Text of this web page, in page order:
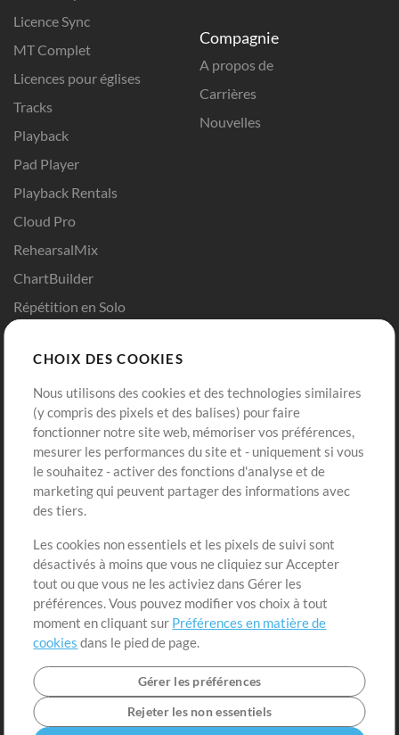
Licence Sync
MT Complet
Licences pour églises
Tracks
Playback
Pad Player
Playback Rentals
Cloud Pro
RehearsalMix
ChartBuilder
Répétition en Solo
Modèles ProPresenter
Sons
Compagnie
A propos de
Carrières
Nouvelles
Boutique
Acheter des crédits
Contenu gratuit
Demander les pistes
Extras
Sessions
Soumettre votre contenu
Listes de lecture
Conférence MT
Compte
Connexion
S'inscrire
CHOIX DES COOKIES
Nous utilisons des cookies et des technologies similaires
(y compris des pixels et des balises) pour faire
fonctionner notre site web, mémoriser vos préférences,
mesurer les performances du site et - uniquement si vous
le souhaitez - activer des fonctions d'analyse et de
marketing qui peuvent partager des informations avec
des tiers.
Les cookies non essentiels et les pixels de suivi sont
désactivés à moins que vous ne cliquiez sur Accepter
tout ou que vous ne les activiez dans Gérer les
préférences. Vous pouvez modifier vos choix à tout
moment en cliquant sur Préférences en matière de
cookies dans le pied de page.
Gérer les préférences
Rejeter les non essentiels